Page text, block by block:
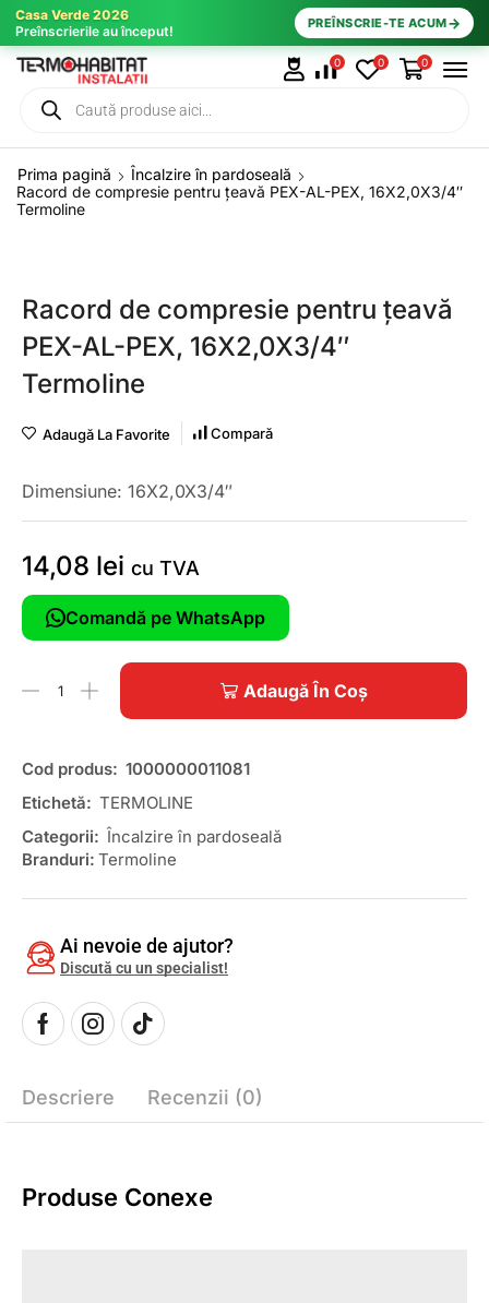
Casa Verde 2026
Preînscrierile au început!
PREÎNSCRIE-TE ACUM→
0 0 0
Prima pagină
Încalzire în pardoseală
Racord de compresie pentru țeavă PEX-AL-PEX, 16X2,0X3/4″
Termoline
Racord de compresie pentru țeavă
PEX-AL-PEX, 16X2,0X3/4″
Termoline
Adaugă La Favorite Compară
Dimensiune: 16X2,0X3/4″
14,08 lei cu TVA
Comandă pe WhatsApp
Adaugă În Coș
Cod produs: 1000000011081
Etichetă: TERMOLINE
Categorii: Încalzire în pardoseală
Branduri: Termoline
Ai nevoie de ajutor?
Discută cu un specialist!
Descriere Recenzii (0)
Produse Conexe